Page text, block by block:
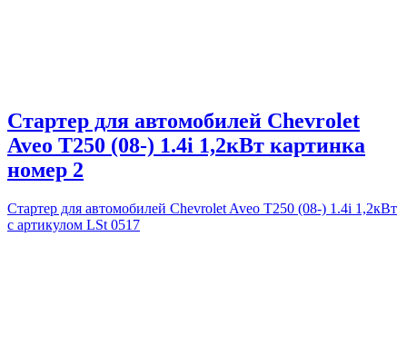
Стартер для автомобилей Chevrolet
Aveo T250 (08-) 1.4i 1,2кВт картинка
номер 2
Стартер для автомобилей Chevrolet Aveo T250 (08-) 1.4i 1,2кВт
с артикулом LSt 0517